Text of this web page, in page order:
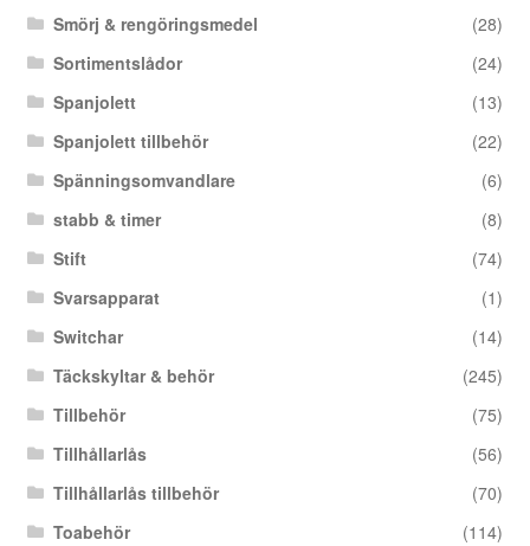
Smörj & rengöringsmedel
(28)
Sortimentslådor
(24)
Spanjolett
(13)
Spanjolett tillbehör
(22)
Spänningsomvandlare
(6)
stabb & timer
(8)
Stift
(74)
Svarsapparat
(1)
Switchar
(14)
Täckskyltar & behör
(245)
Tillbehör
(75)
Tillhållarlås
(56)
Tillhållarlås tillbehör
(70)
Toabehör
(114)